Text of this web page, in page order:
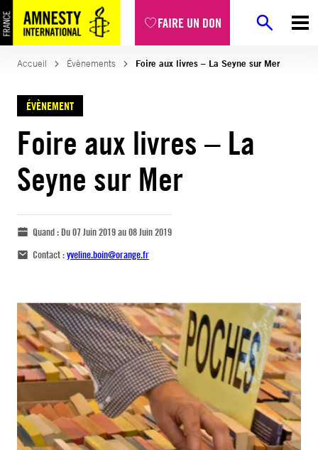
FAIRE UN DON
Accueil Évènements Foire aux livres – La Seyne sur Mer
ÉVÈNEMENT
Foire aux livres – La
Seyne sur Mer
Quand :Du 07 Juin 2019 au 08 Juin 2019
Contact :yveline.boin@orange.fr